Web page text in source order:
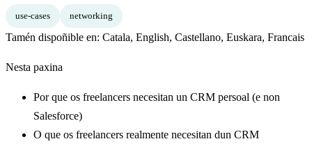
use-cases networking
Tamén dispoñible en: Catala, English, Castellano, Euskara, Francais
Nesta paxina
Por que os freelancers necesitan un CRM persoal (e non
Salesforce)
O que os freelancers realmente necesitan dun CRM